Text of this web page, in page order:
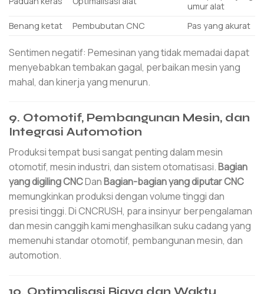
umur alat
Benang ketat
Pembubutan CNC Pas yang akurat
Sentimen negatif: Pemesinan yang tidak memadai dapat
menyebabkan tembakan gagal, perbaikan mesin yang
mahal, dan kinerja yang menurun.
9. Otomotif, Pembangunan Mesin, dan
Integrasi Automotion
Produksi tempat busi sangat penting dalam mesin
otomotif, mesin industri, dan sistem otomatisasi.Bagian
yang digiling CNCDanBagian-bagian yang diputar CNC
memungkinkan produksi dengan volume tinggi dan
presisi tinggi. Di CNCRUSH, para insinyur berpengalaman
dan mesin canggih kami menghasilkan suku cadang yang
memenuhi standar otomotif, pembangunan mesin, dan
automotion.
10. Optimalisasi Biaya dan Waktu